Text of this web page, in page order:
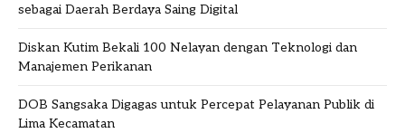
sebagai Daerah Berdaya Saing Digital
Diskan Kutim Bekali 100 Nelayan dengan Teknologi dan
Manajemen Perikanan
DOB Sangsaka Digagas untuk Percepat Pelayanan Publik di
Lima Kecamatan